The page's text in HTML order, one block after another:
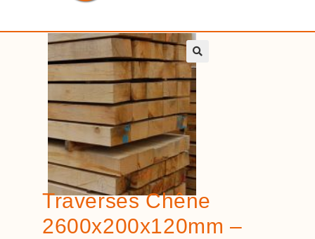
Traverses Chêne
2600x200x120mm –